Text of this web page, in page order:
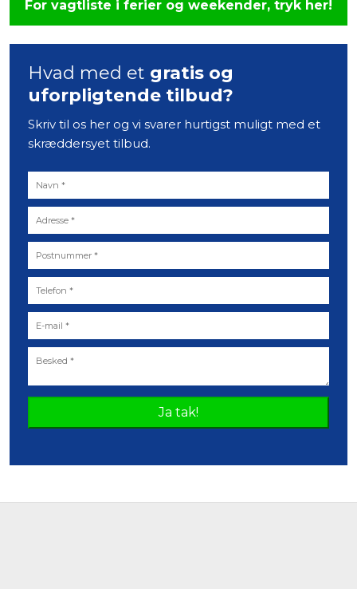
For vagtliste i ferier og weekender, tryk her!
Hvad med et gratis og
uforpligtende tilbud?
Skriv til os her og vi svarer hurtigst muligt med et
skræddersyet tilbud.